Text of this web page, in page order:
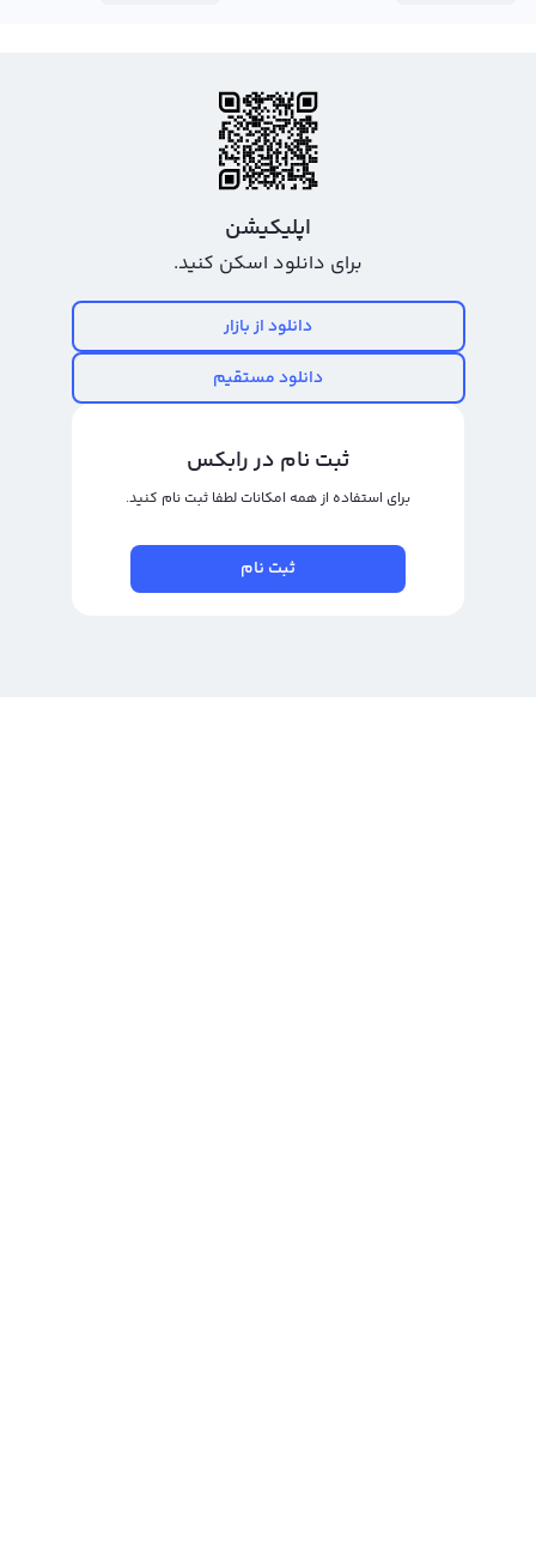
اپلیکیشن
برای دانلود اسکن کنید.
دانلود از بازار
دانلود مستقیم
ثبت نام در رابکس
برای استفاده از همه امکانات لطفا ثبت نام کنید.
ثبت نام